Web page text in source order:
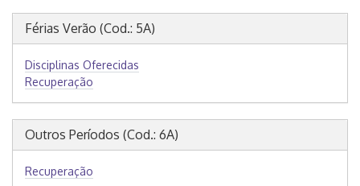
Férias Verão (Cod.: 5A)
Disciplinas Oferecidas
Recuperação
Outros Períodos (Cod.: 6A)
Recuperação